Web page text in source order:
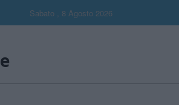
Sabato , 8 Agosto 2026